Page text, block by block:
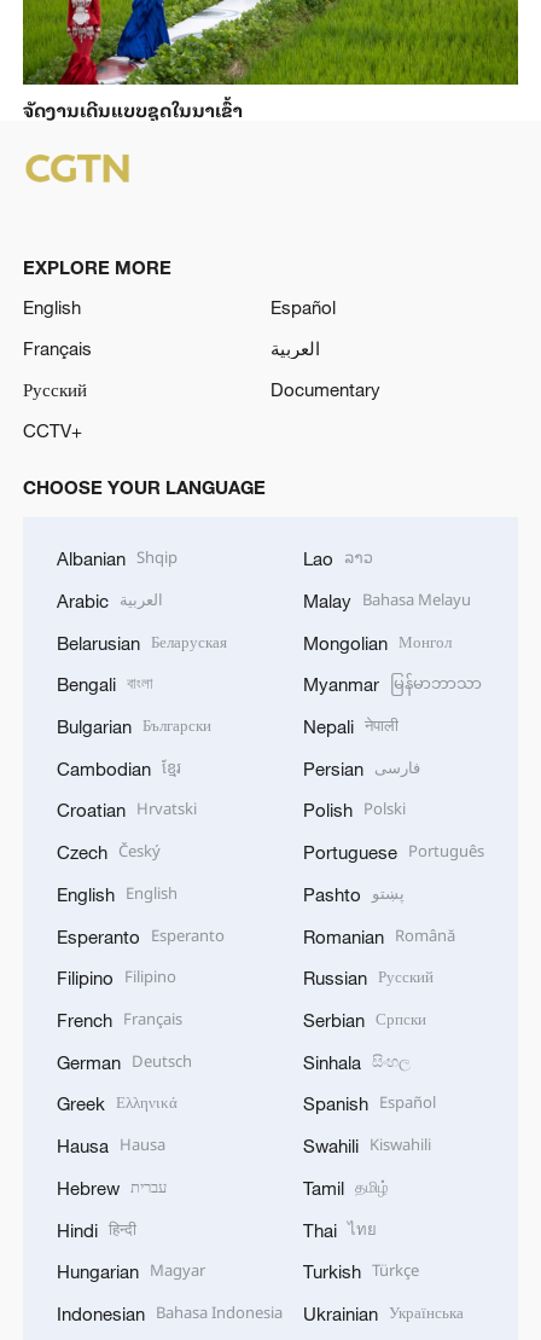
ຈັດງານເດີນແບບຊຸດໃນນາເຂົ້າ
EXPLORE MORE
English
Español
Français
العربية
Русский
Documentary
CCTV+
CHOOSE YOUR LANGUAGE
Albanian Shqip
Arabic العربية
Belarusian Беларуская
Bengali বাংলা
Bulgarian Български
Cambodian ខ្មែរ
Croatian Hrvatski
Czech Český
English English
Esperanto Esperanto
Filipino Filipino
French Français
German Deutsch
Greek Ελληνικά
Hausa Hausa
Hebrew עברית
Hindi हिन्दी
Hungarian Magyar
Indonesian Bahasa Indonesia
Lao ລາວ
Malay Bahasa Melayu
Mongolian Монгол
Myanmar မြန်မာဘာသာ
Nepali नेपाली
Persian فارسی
Polish Polski
Portuguese Português
Pashto پښتو
Romanian Română
Russian Русский
Serbian Српски
Sinhala සිංහල
Spanish Español
Swahili Kiswahili
Tamil தமிழ்
Thai ไทย
Turkish Türkçe
Ukrainian Українська